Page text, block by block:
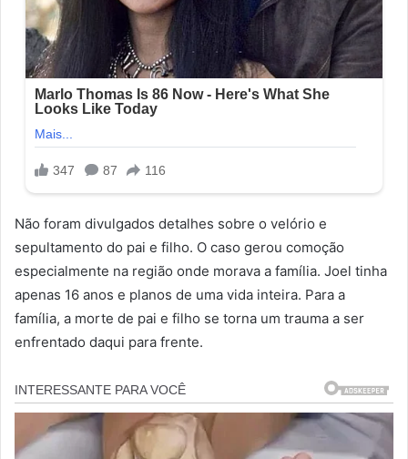
Não foram divulgados detalhes sobre o velório e
sepultamento do pai e filho. O caso gerou comoção
especialmente na região onde morava a família. Joel tinha
apenas 16 anos e planos de uma vida inteira. Para a
família, a morte de pai e filho se torna um trauma a ser
enfrentado daqui para frente.